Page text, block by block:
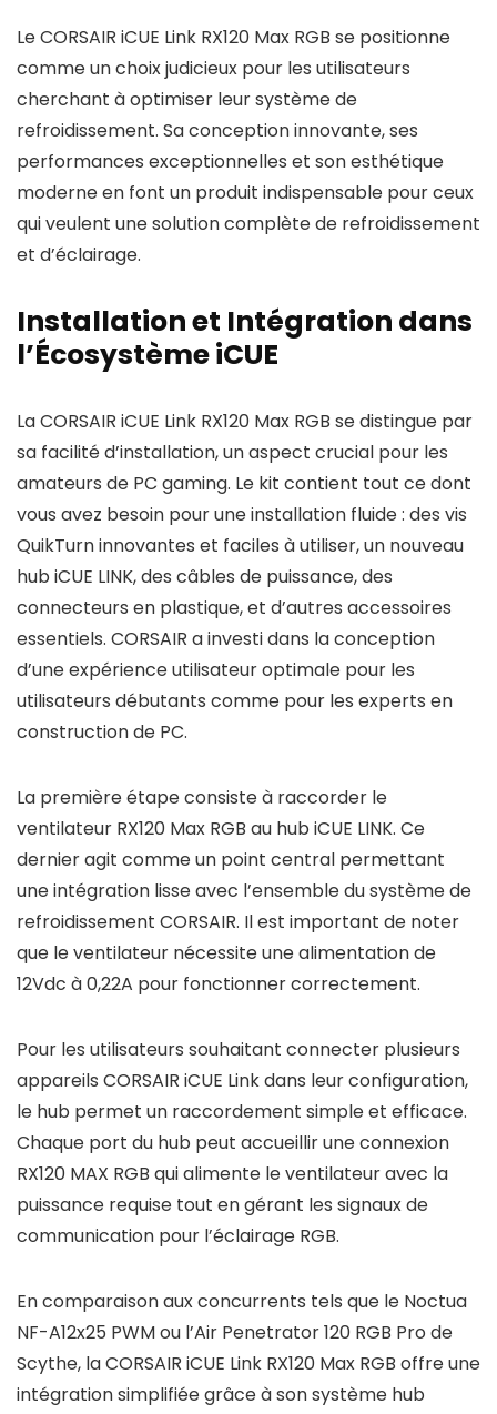
Le CORSAIR iCUE Link RX120 Max RGB se positionne
comme un choix judicieux pour les utilisateurs
cherchant à optimiser leur système de
refroidissement. Sa conception innovante, ses
performances exceptionnelles et son esthétique
moderne en font un produit indispensable pour ceux
qui veulent une solution complète de refroidissement
et d’éclairage.
Installation et Intégration dans
l’Écosystème iCUE
La CORSAIR iCUE Link RX120 Max RGB se distingue par
sa facilité d’installation, un aspect crucial pour les
amateurs de PC gaming. Le kit contient tout ce dont
vous avez besoin pour une installation fluide : des vis
QuikTurn innovantes et faciles à utiliser, un nouveau
hub iCUE LINK, des câbles de puissance, des
connecteurs en plastique, et d’autres accessoires
essentiels. CORSAIR a investi dans la conception
d’une expérience utilisateur optimale pour les
utilisateurs débutants comme pour les experts en
construction de PC.
La première étape consiste à raccorder le
ventilateur RX120 Max RGB au hub iCUE LINK. Ce
dernier agit comme un point central permettant
une intégration lisse avec l’ensemble du système de
refroidissement CORSAIR. Il est important de noter
que le ventilateur nécessite une alimentation de
12Vdc à 0,22A pour fonctionner correctement.
Pour les utilisateurs souhaitant connecter plusieurs
appareils CORSAIR iCUE Link dans leur configuration,
le hub permet un raccordement simple et efficace.
Chaque port du hub peut accueillir une connexion
RX120 MAX RGB qui alimente le ventilateur avec la
puissance requise tout en gérant les signaux de
communication pour l’éclairage RGB.
En comparaison aux concurrents tels que le Noctua
NF-A12x25 PWM ou l’Air Penetrator 120 RGB Pro de
Scythe, la CORSAIR iCUE Link RX120 Max RGB offre une
intégration simplifiée grâce à son système hub